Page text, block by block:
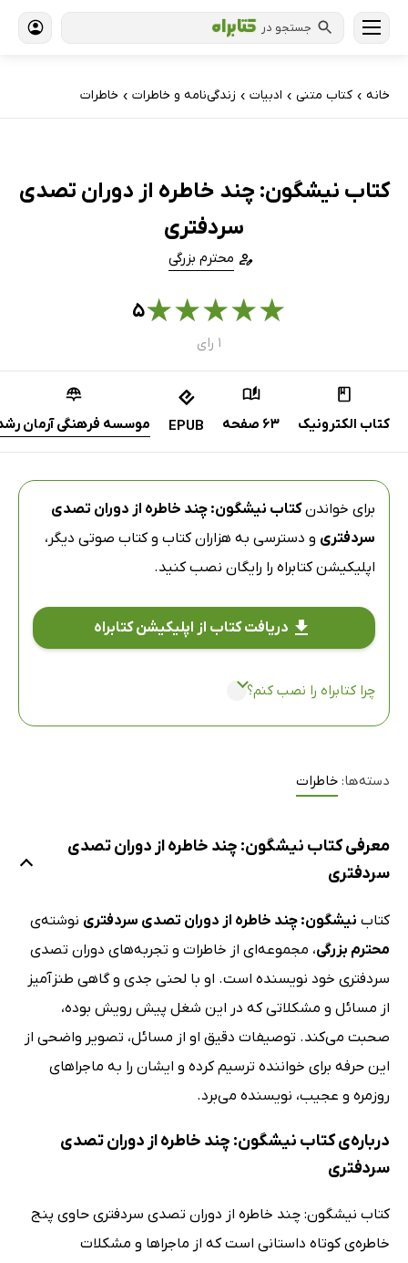
جستجو در
خانه › کتاب‌ متنی › ادبیات › زندگی‌نامه و خاطرات › خاطرات
کتاب نیشگون: چند خاطره از دوران تصدی
سردفتری
محترم بزرگی
★
★
★
★
★۵
۱ رای
کتاب الکترونیک 63 صفحه EPUB موسسه فرهنگی آرمان
برای خواندنکتاب نیشگون: چند خاطره از دوران تصدی
سردفتری و دسترسی به هزاران کتاب و کتاب صوتی دیگر،
اپلیکیشن کتابراه را رایگان نصب کنید.
دریافت کتاب از اپلیکیشن کتابراه
چرا کتابراه را نصب کنم؟
دسته‌ها: خاطرات
معرفی کتاب نیشگون: چند خاطره از دوران تصدی
سردفتری
کتاب نیشگون: چند خاطره از دوران تصدی سردفتری نوشته‌ی
محترم بزرگی، مجموعه‌ای از خاطرات و تجربه‌های دوران تصدی
سردفتری خود نویسنده است. او با لحنی جدی و گاهی طنزآمیز
از مسائل و مشکلاتی که در این شغل پیش رویش بوده،
صحبت می‌کند. توصیفات دقیق او از مسائل، تصویر واضحی از
این حرفه برای خواننده ترسیم کرده و ایشان را به ماجراهای
روزمره و عجیب، نویسنده می‌برد.
درباره‌ی کتاب نیشگون: چند خاطره از دوران تصدی
سردفتری
کتاب نیشگون: چند خاطره از دوران تصدی سردفتری حاوی پنج
خاطره‌ی کوتاه داستانی است که از ماجراها و مشکلات